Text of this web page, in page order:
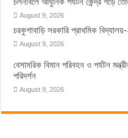
August 9, 2026
চরকুশাবাড়ি সরকারি প্রাথমিক
August 9, 2026
বেসামরিক বিমান পরিবহন ও পর্যটন
পরিদর্শন
August 9, 2026